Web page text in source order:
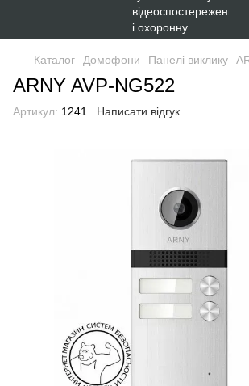
Каталог Домофони Панелі виклику
ARNY AVP-NG522
Артикул: 1241 Написати відгук